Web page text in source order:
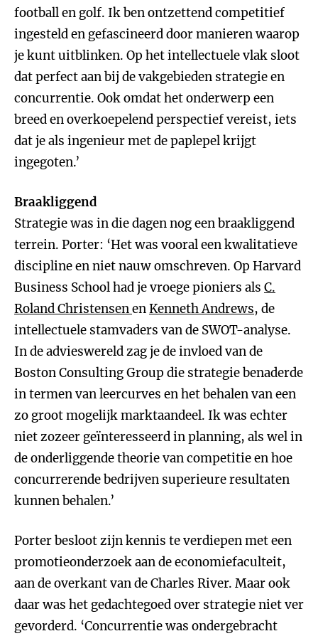
football en golf. Ik ben ontzettend competitief
ingesteld en gefascineerd door manieren waarop
je kunt uitblinken. Op het intellectuele vlak sloot
dat perfect aan bij de vakgebieden strategie en
concurrentie. Ook omdat het onderwerp een
breed en overkoepelend perspectief vereist, iets
dat je als ingenieur met de paplepel krijgt
ingegoten.’
Braakliggend
Strategie was in die dagen nog een braakliggend
terrein. Porter: ‘Het was vooral een kwalitatieve
discipline en niet nauw omschreven. Op Harvard
Business School had je vroege pioniers als C.
Roland ChristensenenKenneth Andrews, de
intellectuele stamvaders van de SWOT-analyse.
In de advieswereld zag je de invloed van de
Boston Consulting Group die strategie benaderde
in termen van leercurves en het behalen van een
zo groot mogelijk marktaandeel. Ik was echter
niet zozeer geïnteresseerd in planning, als wel in
de onderliggende theorie van competitie en hoe
concurrerende bedrijven superieure resultaten
kunnen behalen.’
Porter besloot zijn kennis te verdiepen met een
promotieonderzoek aan de economiefaculteit,
aan de overkant van de Charles River. Maar ook
daar was het gedachtegoed over strategie niet ver
gevorderd. ‘Concurrentie was ondergebracht